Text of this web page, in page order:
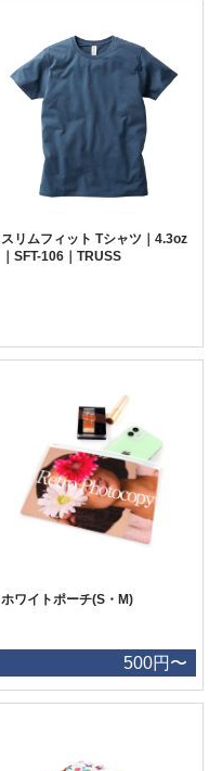
スリムフィット Tシャツ｜4.3oz
｜SFT-106｜TRUSS
ホワイトポーチ(S・M)
500円〜